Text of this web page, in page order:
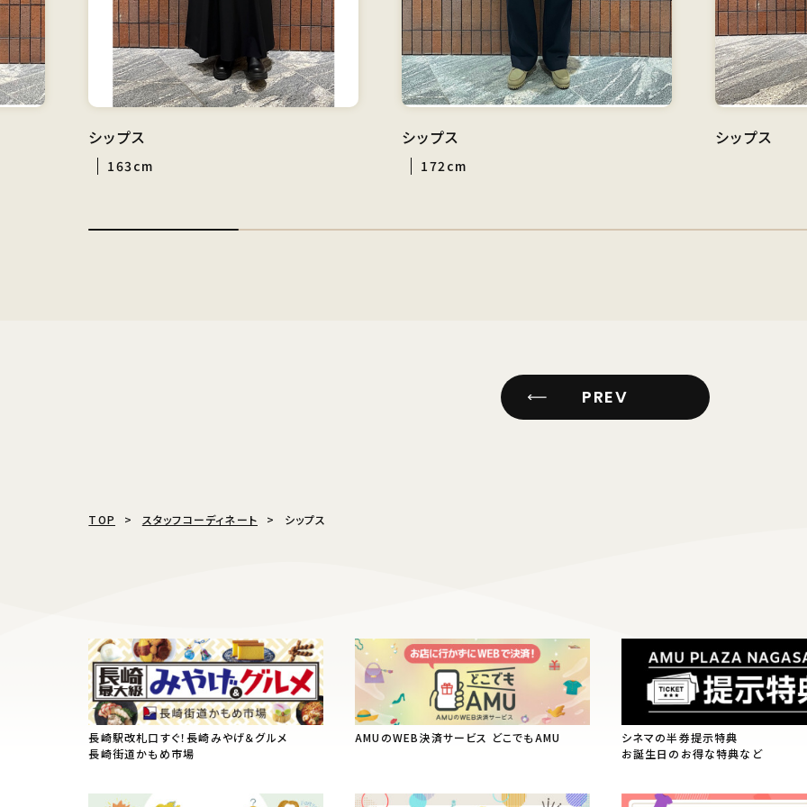
シップス
163cm
シップス
172cm
シップス
PREV
TOP スタッフコーディネート シップス
長崎駅改札口すぐ！長崎みやげ＆グルメ
長崎街道かもめ市場
AMUのWEB決済サービス どこでもAMU
シネマの半券提示特典
お誕生日のお得な特典など